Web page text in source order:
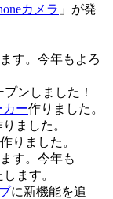
カメラ 」が発
す。今年もよろ
プンしました！
カー作りました。
ました。
作りました。
す。今年も
ます。
に新機能を追